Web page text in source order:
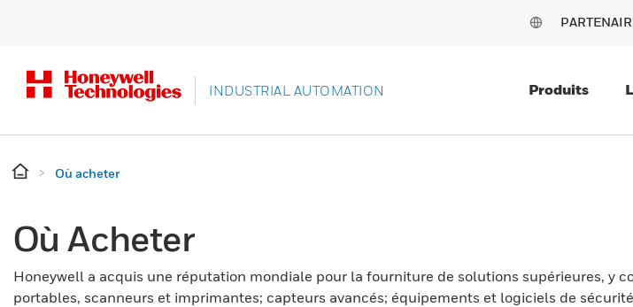
INDUSTRIAL AUTOMATION Produits
Où acheter
Où Acheter
Honeywell a acquis une réputation mondiale pour la fourniture de solutions supérieures, y
portables, scanneurs et imprimantes; capteurs avancés; équipements et logiciels de